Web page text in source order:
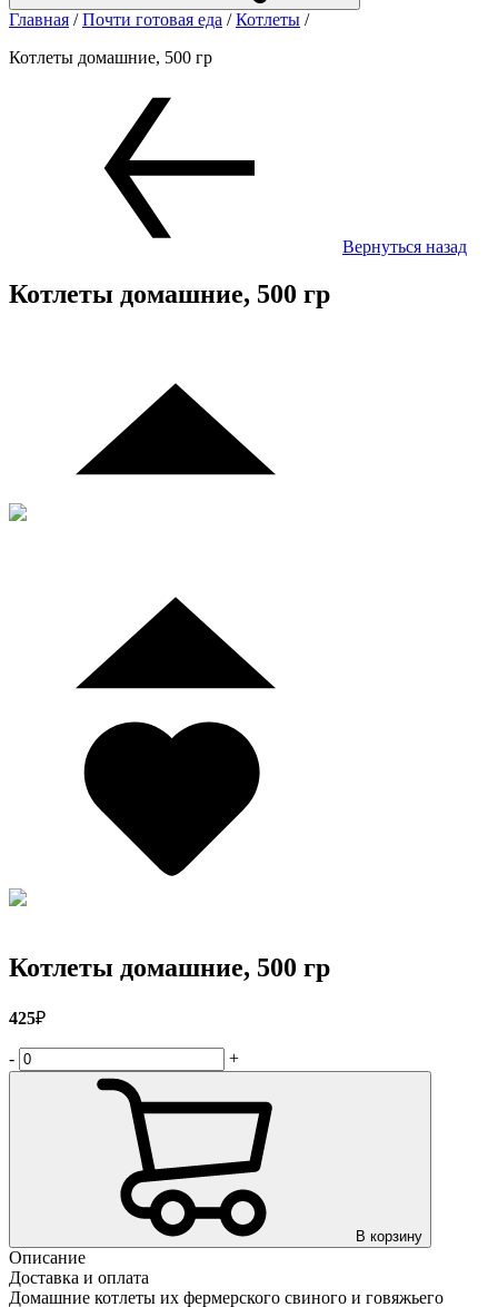
Главная / Почти готовая еда / Котлеты /
Котлеты домашние, 500 гр
Вернуться назад
Котлеты домашние, 500 гр
Котлеты домашние, 500 гр
425₽
- +
В корзину
Описание
Доставка и оплата
Домашние котлеты их фермерского свиного и говяжьего